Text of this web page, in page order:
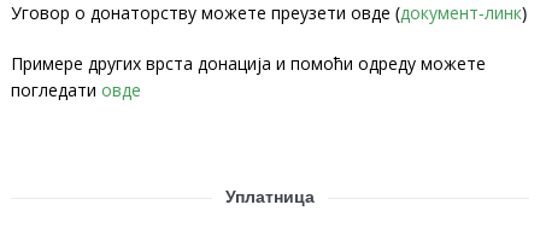
Уговор о донаторству можете преузети овде (документ-линк)
Примере других врста донација и помоћи одреду можете
погледати овде
Уплатница